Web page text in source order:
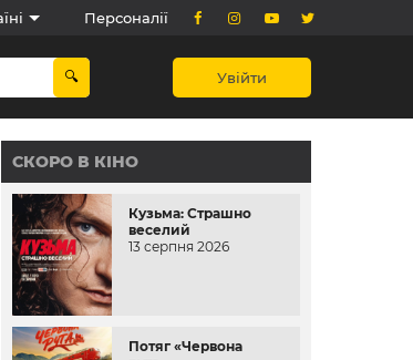
Персоналії
Увійти
СКОРО В КІНО
Кузьма: Страшно
веселий
13 серпня 2026
Потяг «Червона